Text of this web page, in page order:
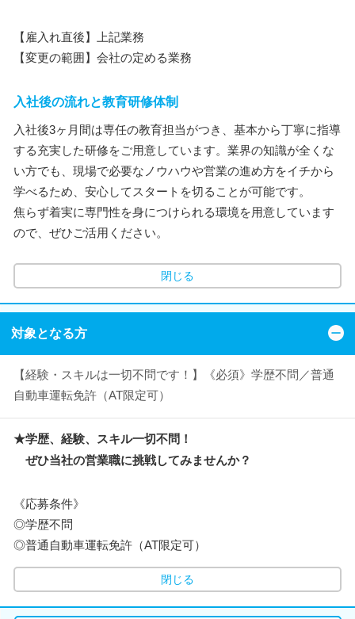
【雇入れ直後】上記業務
【変更の範囲】会社の定める業務
入社後の流れと教育研修体制
入社後3ヶ月間は専任の教育担当がつき、基本から丁寧に指導
する充実した研修をご用意しています。業界の知識が全くな
い方でも、現場で必要なノウハウや営業の進め方をイチから
学べるため、安心してスタートを切ることが可能です。
焦らず着実に専門性を身につけられる環境を用意しています
ので、ぜひご活用ください。
閉じる
対象となる方
【経験・スキルは一切不問です！】《必須》学歴不問／普通
自動車運転免許（AT限定可）
★学歴、経験、スキル一切不問！
ぜひ当社の営業職に挑戦してみませんか？
《応募条件》
◎学歴不問
◎普通自動車運転免許（AT限定可）
閉じる